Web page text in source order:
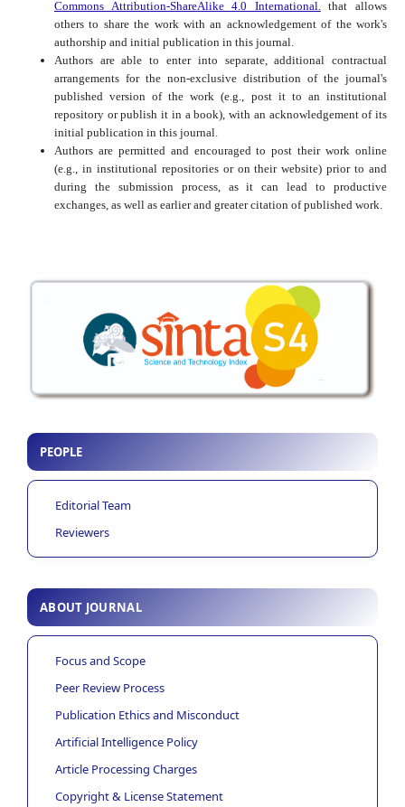
Commons Attribution-ShareAlike 4.0 International.that allows
others to share the work with an acknowledgement of the work's
authorship and initial publication in this journal.
Authors are able to enter into separate, additional contractual
arrangements for the non-exclusive distribution of the journal's
published version of the work (e.g., post it to an institutional
repository or publish it in a book), with an acknowledgement of its
initial publication in this journal.
Authors are permitted and encouraged to post their work online
(e.g., in institutional repositories or on their website) prior to and
during the submission process, as it can lead to productive
exchanges, as well as earlier and greater citation of published work.
PEOPLE
Editorial Team
Reviewers
ABOUT JOURNAL
Focus and Scope
Peer Review Process
Publication Ethics and Misconduct
Artificial Intelligence Policy
Article Processing Charges
Copyright & License Statement